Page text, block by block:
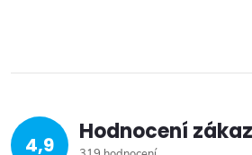
4,9 Hodnocení